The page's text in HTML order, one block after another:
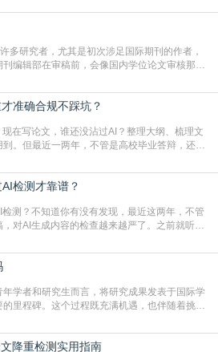
就是救命稻草，选对工具，半天就能搞定你两
需要用AI降重，但如果你符合下面这些场景，
超要
多研究者，尤其是初次涉足国际期刊的作者，
编辑部在审稿前，会像国内学位论文审核那
期刊对重复内容的审查是严谨投稿流程中不可
心小编就为大家介绍“投稿SCI有查重吗”。
：绝大多数S
准确合规不踩坑？
在写论文，谁还没沾过AI？整理大纲、梳理文
。但最近一两年，不管是高校毕业答辩，还是
查重和普通查重到底有啥区别？这里说透：普
献的重复比例，防的是抄袭；AI查重查的是你
的是过
检测才靠谱？
测？不知道你有没有发现，最近这两年，不管
对AI生成内容的检查越来越严了。之前就听身
范，真的太冤了。现在国内多数高校和核心期
如果使用AI生成内容辅助写作，必须明确标
为不符合学
学者和研究生而言，将研究成果发表于国际学
里程碑。这个过程既充满机遇，也伴随着挑
好发表？其价值和难度究竟如何衡量。本篇
绍“国际学术会议论文好发表吗”。一、会议论
降重检测实用指南